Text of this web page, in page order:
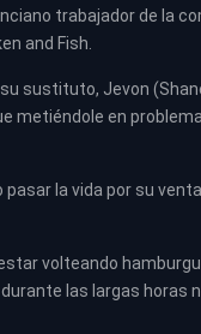
trabajador de la
and Fish.
sustituto, Jevon
en
la vida por su
volteando
las largas horas